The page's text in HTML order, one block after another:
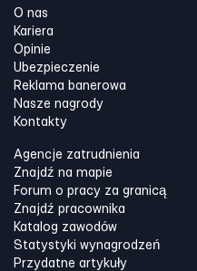
O nas
Kariera
Opinie
Ubezpieczenie
Reklama banerowa
Nasze nagrody
Kontakty
Agencje zatrudnienia
Znajdź na mapie
Forum o pracy za granicą
Znajdź pracownika
Katalog zawodów
Statystyki wynagrodzeń
Przydatne artykuły